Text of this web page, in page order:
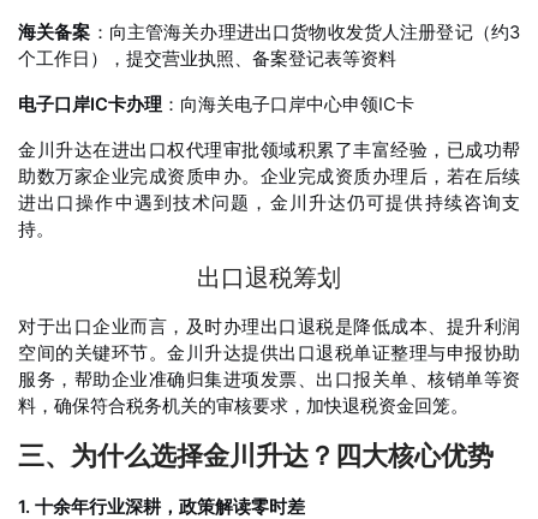
海关备案 ：向主管海关办理进出口货物收发货人注册登记（约3
个工作日），提交营业执照、备案登记表等资料
电子口岸IC卡办理 ：向海关电子口岸中心申领IC卡
金川升达在进出口权代理审批领域积累了丰富经验，已成功帮
助数万家企业完成资质申办。企业完成资质办理后，若在后续
进出口操作中遇到技术问题，金川升达仍可提供持续咨询支
持。
出口退税筹划
对于出口企业而言，及时办理出口退税是降低成本、提升利润
空间的关键环节。金川升达提供出口退税单证整理与申报协助
服务，帮助企业准确归集进项发票、出口报关单、核销单等资
料，确保符合税务机关的审核要求，加快退税资金回笼。
三、为什么选择金川升达？四大核心优势
1. 十余年行业深耕，政策解读零时差